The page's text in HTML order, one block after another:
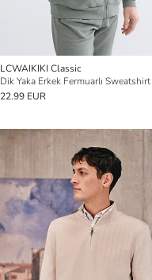
LCWAIKIKI Classic
Dik Yaka Erkek Fermuarlı Sweatshirt
22.99 EUR